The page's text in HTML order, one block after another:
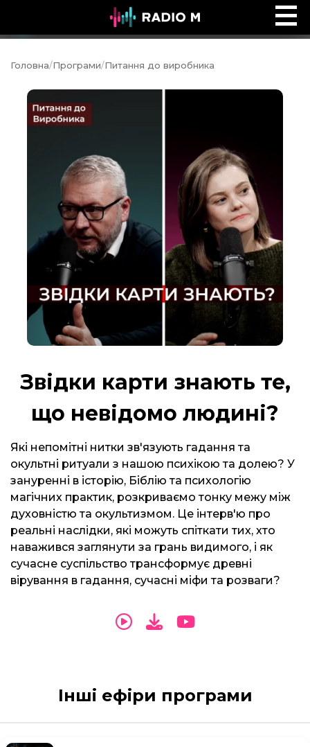
Ранок на Radio M
Головна/Програми/Питання до виробника
Звідки карти знають те,
що невідомо людині?
Які непомітні нитки зв'язують гадання та
окультні ритуали з нашою психікою та долею? У
зануренні в історію, Біблію та психологію
магічних практик, розкриваємо тонку межу між
духовністю та окультизмом. Це інтерв'ю про
реальні наслідки, які можуть спіткати тих, хто
наважився заглянути за грань видимого, і як
сучасне суспільство трансформує древні
вірування в гадання, сучасні міфи та розваги?
Інші ефіри програми